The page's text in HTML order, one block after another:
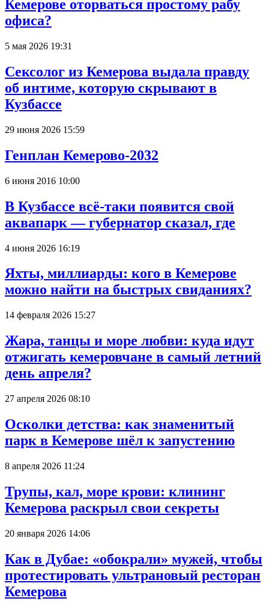
Кемерове оторваться простому рабу
офиса?
5 мая 2026 19:31
Сексолог из Кемерова выдала правду
об интиме, которую скрывают в
Кузбассе
29 июня 2026 15:59
Генплан Кемерово-2032
6 июня 2016 10:00
В Кузбассе всё-таки появится свой
аквапарк — губернатор сказал, где
4 июня 2026 16:19
Яхты, миллиарды: кого в Кемерове
можно найти на быстрых свиданиях?
14 февраля 2026 15:27
Жара, танцы и море любви: куда идут
отжигать кемеровчане в самый летний
день апреля?
27 апреля 2026 08:10
Осколки детства: как знаменитый
парк в Кемерове шёл к запустению
8 апреля 2026 11:24
Трупы, кал, море крови: клининг
Кемерова раскрыл свои секреты
20 января 2026 14:06
Как в Дубае: «обокрали» мужей, чтобы
протестировать ультрановый ресторан
Кемерова